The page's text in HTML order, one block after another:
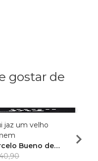
gostar de
jaz um velho
Bueno de
R$